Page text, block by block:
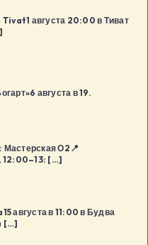
августа 20:00 в Тиват
августа в 19.
О2📍
12:00–13: […]
августа в 11:00 в Будва
[…]